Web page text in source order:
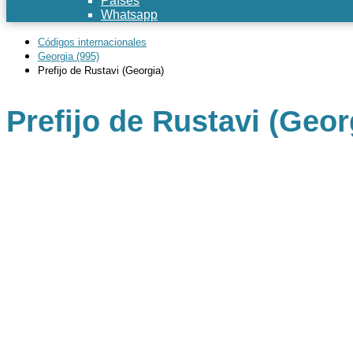
Whatsapp
Códigos internacionales
Georgia (995)
Prefijo de Rustavi (Georgia)
Prefijo de Rustavi